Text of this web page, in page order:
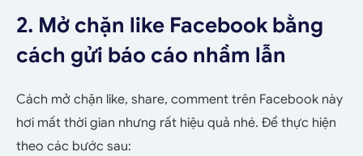
2. Mở chặn like Facebook bằng
cách gửi báo cáo nhầm lẫn
Cách mở chặn like, share, comment trên Facebook này
hơi mất thời gian nhưng rất hiệu quả nhé. Để thực hiện
theo các bước sau: